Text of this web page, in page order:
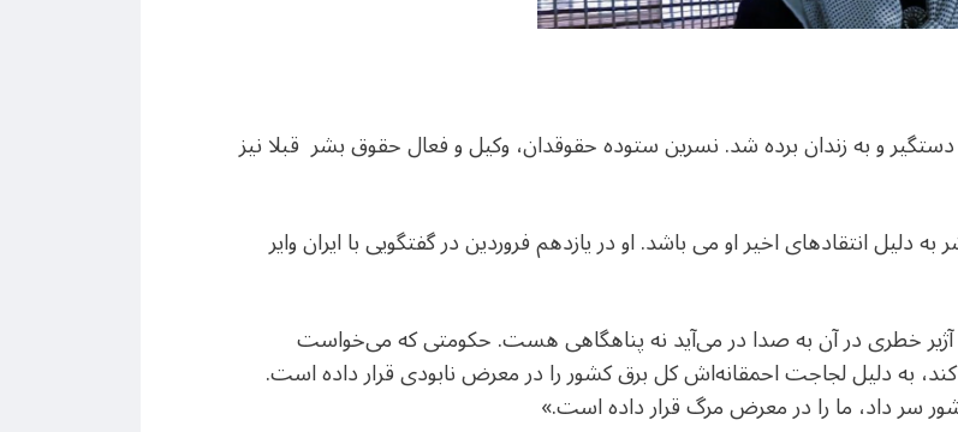
و به زندان برده شد. نسرین ستوده حقوقدان، وکیل و فعال حقوق بشر قبلا نیز
انتقادهای اخیر او می باشد. او در یازدهم فروردین در گفتگویی با ایران وایر
خطری در آن به صدا در می‌آید نه پناهگاهی هست. حکومتی که می‌خواست
کند، به دلیل لجاجت احمقانه‌اش کل برق کشور را در معرض نابودی قرار داده است.
سر داد، ما را در معرض مرگ قرار داده است.»